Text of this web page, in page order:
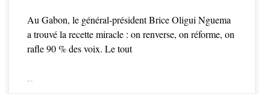
Au Gabon, le général-président Brice Oligui Nguema
a trouvé la recette miracle : on renverse, on réforme, on
rafle 90 % des voix. Le tout